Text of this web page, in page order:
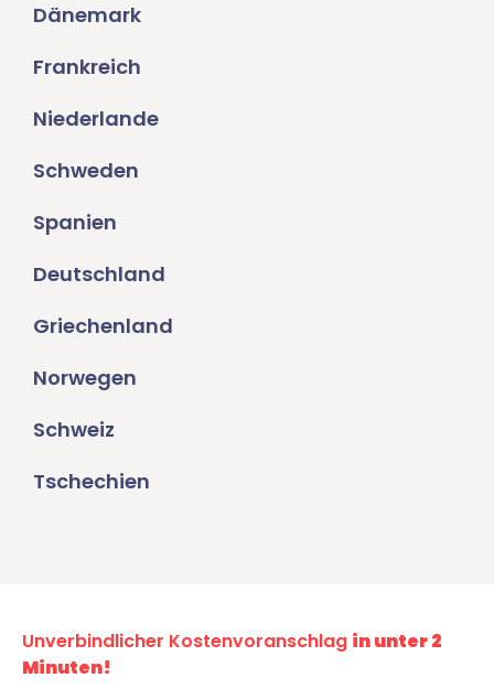
Dänemark
Frankreich
Niederlande
Schweden
Spanien
Deutschland
Griechenland
Norwegen
Schweiz
Tschechien
Unverbindlicher Kostenvoranschlag in unter 2
Minuten!